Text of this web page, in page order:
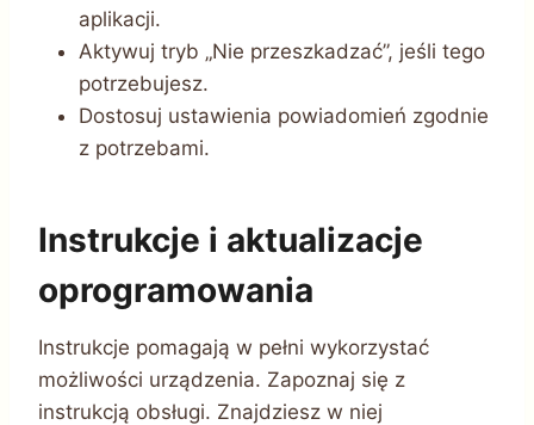
aplikacji.
Aktywuj tryb „Nie przeszkadzać”, jeśli tego
potrzebujesz.
Dostosuj ustawienia powiadomień zgodnie
z potrzebami.
Instrukcje i aktualizacje
oprogramowania
Instrukcje pomagają w pełni wykorzystać
możliwości urządzenia. Zapoznaj się z
instrukcją obsługi. Znajdziesz w niej